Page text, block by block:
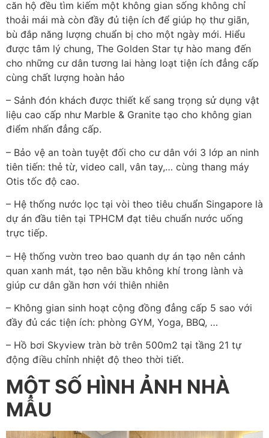
căn hộ đều tìm kiếm một không gian sống không chỉ
thoải mái mà còn đầy đủ tiện ích để giúp họ thư giãn,
bù đắp năng lượng chuẩn bị cho một ngày mới. Hiểu
được tâm lý chung, The Golden Star tự hào mang đến
cho những cư dân tương lai hàng loạt tiện ích đẳng cấp
cùng chất lượng hoàn hảo
– Sảnh đón khách được thiết kế sang trọng sử dụng vật
liệu cao cấp như Marble & Granite tạo cho không gian
điểm nhấn đẳng cấp.
– Bảo vệ an toàn tuyệt đối cho cư dân với 3 lớp an ninh
tiên tiến: thẻ từ, video call, vân tay,… cùng thang máy
Otis tốc độ cao.
– Hệ thống nước lọc tại vòi theo tiêu chuẩn Singapore là
dự án đầu tiên tại TPHCM đạt tiêu chuẩn nước uống
trực tiếp.
– Hệ thống vườn treo bao quanh dự án tạo nên cảnh
quan xanh mát, tạo nên bầu không khí trong lành và
giúp cư dân gần hơn với thiên nhiên
– Không gian sinh hoạt cộng đồng đẳng cấp 5 sao với
đầy đủ các tiện ích: phòng GYM, Yoga, BBQ, …
– Hồ bơi Skyview tràn bờ trên 500m2 tại tầng 21 tự
động điều chỉnh nhiệt độ theo thời tiết.
MỘT SỐ HÌNH ẢNH NHÀ
MẪU